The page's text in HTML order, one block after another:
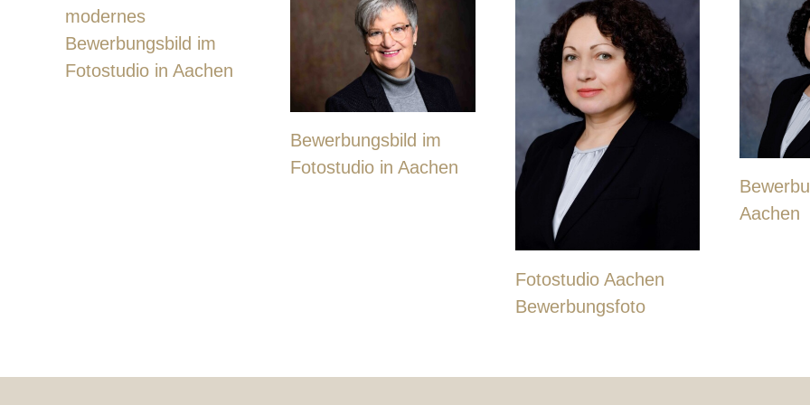
modernes
Bewerbungsbild im
Fotostudio in Aachen
Bewerbungsbild im
Fotostudio in Aachen
Fotostudio Aachen
Bewerbungsfoto
Aachen